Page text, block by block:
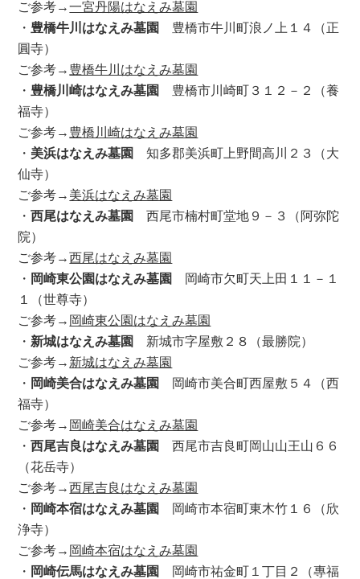
ご参考→一宮丹陽はなえみ墓園
・ 豊橋牛川はなえみ墓園 豊橋市牛川町浪ノ上１４（正
圓寺）
ご参考→ 豊橋牛川はなえみ墓園
・ 豊橋川崎はなえみ墓園 豊橋市川崎町３１２－２（養
福寺）
ご参考→ 豊橋川崎はなえみ墓園
・ 美浜はなえみ墓園 知多郡美浜町上野間高川２３（大
仙寺）
ご参考→ 美浜はなえみ墓園
・西尾はなえみ墓園西尾市楠村町堂地９－３（阿弥陀
院）
ご参考→西尾はなえみ墓園
・ 岡崎東公園はなえみ墓園 岡崎市欠町天上田１１－１
１（世尊寺）
ご参考→ 岡崎東公園はなえみ墓園
・ 新城はなえみ墓園 新城市字屋敷２８（最勝院）
ご参考→ 新城はなえみ墓園
・ 岡崎美合はなえみ墓園 岡崎市美合町西屋敷５４（西
福寺）
ご参考→ 岡崎美合はなえみ墓園
・西尾吉良はなえみ墓園 西尾市吉良町岡山山王山６６
（花岳寺）
ご参考→西尾吉良はなえみ墓園
・ 岡崎本宿はなえみ墓園 岡崎市本宿町東木竹１６（欣
浄寺）
ご参考→ 岡崎本宿はなえみ墓園
・ 岡崎伝馬はなえみ墓園 岡崎市祐金町１丁目２（專福